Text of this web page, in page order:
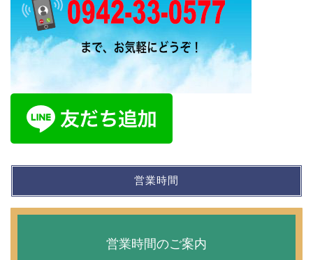
営業時間
営業時間のご案内